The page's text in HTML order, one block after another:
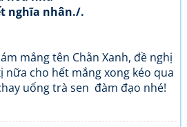
nghĩa nhân./.
mắng tên Chằn Xanh, đề nghị
nữa cho hết mắng xong kéo qua
uống trà sen đàm đạo nhé!